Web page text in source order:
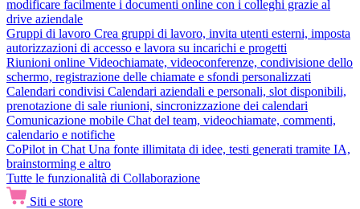
modificare facilmente i documenti online con i colleghi grazie al
drive aziendale
Gruppi di lavoro Crea gruppi di lavoro, invita utenti esterni, imposta
autorizzazioni di accesso e lavora su incarichi e progetti
Riunioni online Videochiamate, videoconferenze, condivisione dello
schermo, registrazione delle chiamate e sfondi personalizzati
Calendari condivisi Calendari aziendali e personali, slot disponibili,
prenotazione di sale riunioni, sincronizzazione dei calendari
Comunicazione mobile Chat del team, videochiamate, commenti,
calendario e notifiche
CoPilot in Chat Una fonte illimitata di idee, testi generati tramite IA,
brainstorming e altro
Tutte le funzionalità di Collaborazione
Siti e store